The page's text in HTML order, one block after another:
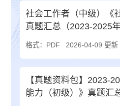
社会工作者（中级）《
真题汇总（2023-2025
格式：PDF 2026-04-09 更新
【真题资料包】2023-
能力（初级）》真题汇